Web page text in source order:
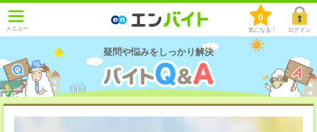
メニュー
0
気になる！ ログイン
疑問や悩みをしっかり解決